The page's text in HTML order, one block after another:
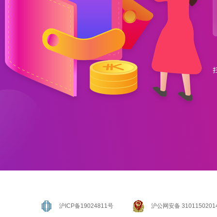
沪ICP备19024811号 沪公网安备